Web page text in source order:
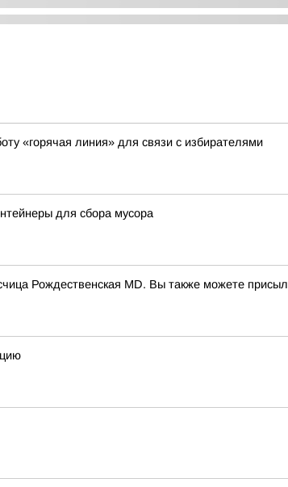
«горячая линия» для связи с избирателями
для сбора мусора
Рождественская MD. Вы также можете